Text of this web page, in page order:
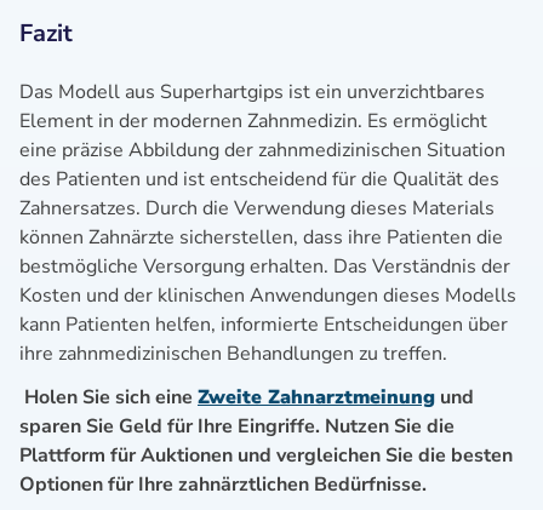
Fazit
Das Modell aus Superhartgips ist ein unverzichtbares
Element in der modernen Zahnmedizin. Es ermöglicht
eine präzise Abbildung der zahnmedizinischen Situation
des Patienten und ist entscheidend für die Qualität des
Zahnersatzes. Durch die Verwendung dieses Materials
können Zahnärzte sicherstellen, dass ihre Patienten die
bestmögliche Versorgung erhalten. Das Verständnis der
Kosten und der klinischen Anwendungen dieses Modells
kann Patienten helfen, informierte Entscheidungen über
ihre zahnmedizinischen Behandlungen zu treffen.
Holen Sie sich eine Zweite Zahnarztmeinung und
sparen Sie Geld für Ihre Eingriffe. Nutzen Sie die
Plattform für Auktionen und vergleichen Sie die besten
Optionen für Ihre zahnärztlichen Bedürfnisse.